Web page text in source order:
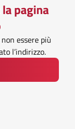
pagina
essere più
l’indirizzo.